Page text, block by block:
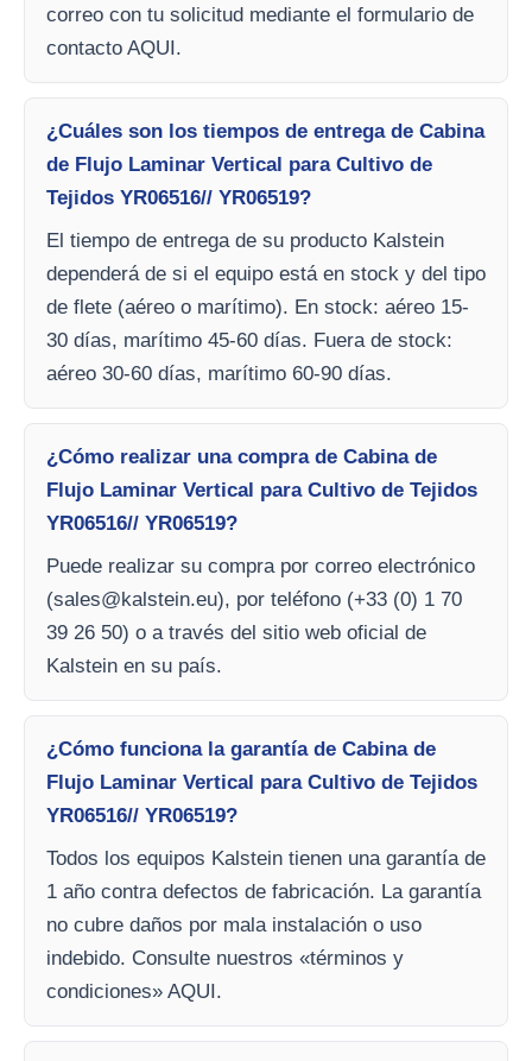
correo con tu solicitud mediante el formulario de
contacto AQUI.
¿Cuáles son los tiempos de entrega de Cabina
de Flujo Laminar Vertical para Cultivo de
Tejidos YR06516// YR06519?
El tiempo de entrega de su producto Kalstein
dependerá de si el equipo está en stock y del tipo
de flete (aéreo o marítimo). En stock: aéreo 15-
30 días, marítimo 45-60 días. Fuera de stock:
aéreo 30-60 días, marítimo 60-90 días.
¿Cómo realizar una compra de Cabina de
Flujo Laminar Vertical para Cultivo de Tejidos
YR06516// YR06519?
Puede realizar su compra por correo electrónico
(sales@kalstein.eu), por teléfono (+33 (0) 1 70
39 26 50) o a través del sitio web oficial de
Kalstein en su país.
¿Cómo funciona la garantía de Cabina de
Flujo Laminar Vertical para Cultivo de Tejidos
YR06516// YR06519?
Todos los equipos Kalstein tienen una garantía de
1 año contra defectos de fabricación. La garantía
no cubre daños por mala instalación o uso
indebido. Consulte nuestros «términos y
condiciones» AQUI.